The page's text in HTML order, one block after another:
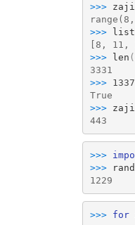
>>>
>>> list
[8, 11,
>>> len (
3331
>>> 1337
True
>>>
443
>>>
>>>
1229
>>> for